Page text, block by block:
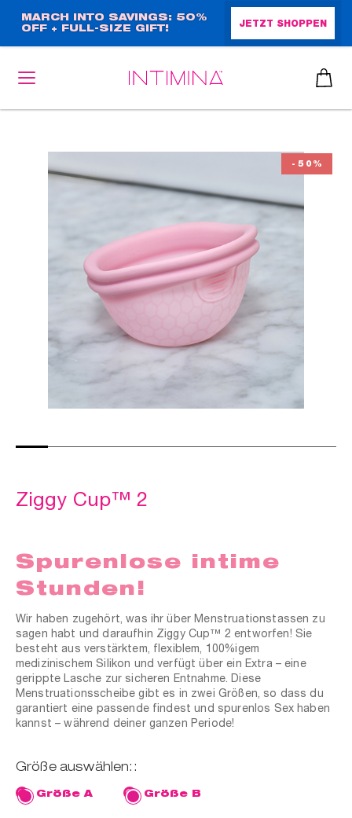
zum
Inhalt
MARCH INTO SAVINGS: 50%
OFF + FULL-SIZE GIFT!
JETZT SHOPPEN
dich
-50%
Ziggy Cup™ 2
Spurenlose intime
Stunden!
Wir haben zugehört, was ihr über Menstruationstassen zu
sagen habt und daraufhin Ziggy Cup™ 2 entworfen! Sie
besteht aus verstärktem, flexiblem, 100%igem
medizinischem Silikon und verfügt über ein Extra – eine
gerippte Lasche zur sicheren Entnahme. Diese
Menstruationsscheibe gibt es in zwei Größen, so dass du
garantiert eine passende findest und spurenlos Sex haben
kannst – während deiner ganzen Periode!
Größe auswählen::
Größe A Größe B